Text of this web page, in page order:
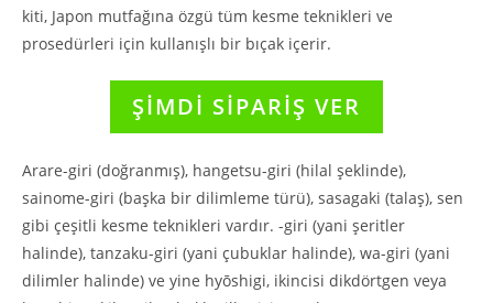
kiti, Japon mutfağına özgü tüm kesme teknikleri ve
prosedürleri için kullanışlı bir bıçak içerir.
ŞİMDİ SİPARİŞ VER
Arare-giri (doğranmış), hangetsu-giri (hilal şeklinde),
sainome-giri (başka bir dilimleme türü), sasagaki (talaş), sen
gibi çeşitli kesme teknikleri vardır. -giri (yani şeritler
halinde), tanzaku-giri (yani çubuklar halinde), wa-giri (yani
dilimler halinde) ve yine hyōshigi, ikincisi dikdörtgen veya